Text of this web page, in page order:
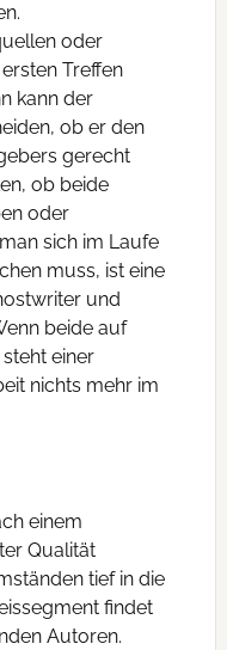
oder
Treffen
kann der
ob er den
gerecht
ob beide
oder
sich im Laufe
muss, ist eine
und
beide auf
einer
nichts mehr im
einem
Qualität
tief in die
findet
Autoren.